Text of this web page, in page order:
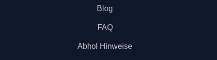
Blog
FAQ
Abhol Hinweise